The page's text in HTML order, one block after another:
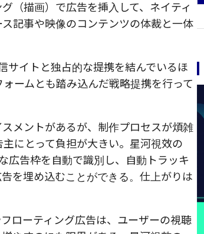
（描画）で広告を挿入して、ネイティ
記事や映像のコンテンツの体裁と一体
サイトと独占的な提携を結んでいるほ
ームとも踏み込んだ戦略提携を行って
メントがあるが、制作プロセスが煩雑
にとって負担が大きい。星河視效の
広告枠を自動で識別し、自動トラッキ
を埋め込むことができる。仕上がりは
ローティング広告は、ユーザーの視聴